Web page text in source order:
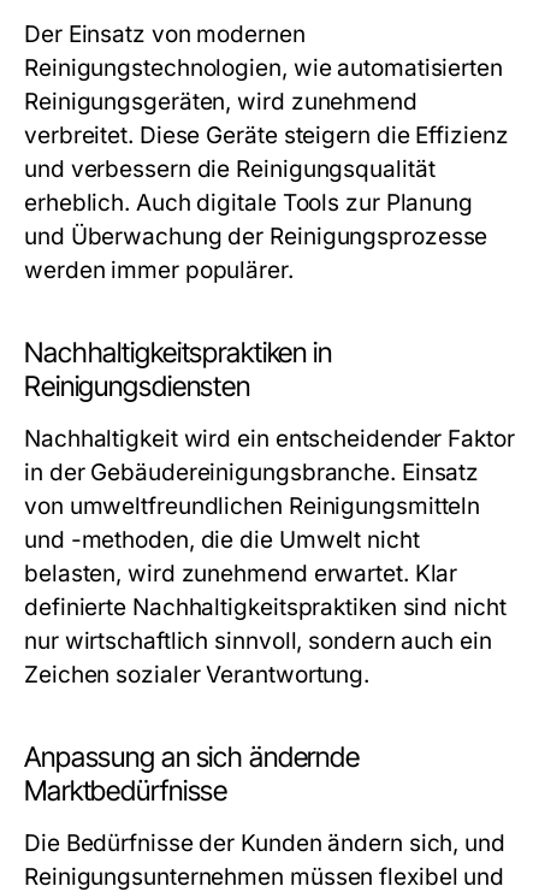
Der Einsatz von modernen
Reinigungstechnologien, wie automatisierten
Reinigungsgeräten, wird zunehmend
verbreitet. Diese Geräte steigern die Effizienz
und verbessern die Reinigungsqualität
erheblich. Auch digitale Tools zur Planung
und Überwachung der Reinigungsprozesse
werden immer populärer.
Nachhaltigkeitspraktiken in
Reinigungsdiensten
Nachhaltigkeit wird ein entscheidender Faktor
in der Gebäudereinigungsbranche. Einsatz
von umweltfreundlichen Reinigungsmitteln
und -methoden, die die Umwelt nicht
belasten, wird zunehmend erwartet. Klar
definierte Nachhaltigkeitspraktiken sind nicht
nur wirtschaftlich sinnvoll, sondern auch ein
Zeichen sozialer Verantwortung.
Anpassung an sich ändernde
Marktbedürfnisse
Die Bedürfnisse der Kunden ändern sich, und
Reinigungsunternehmen müssen flexibel und